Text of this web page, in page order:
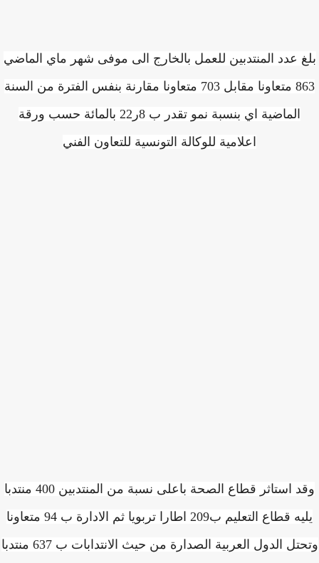
عدد المنتدبين للعمل بالخارج الى موفى شهر ماي الماضي
863 متعاونا مقابل 703 متعاونا مقارنة بنفس الفترة من السنة
الماضية اي بنسبة نمو تقدر ب 8ر22 بالمائة حسب ورقة
اعلامية للوكالة التونسية للتعاون الفني
وقد استاثر قطاع الصحة باعلى نسبة من المنتدبين 400 منتدبا
يليه قطاع التعليم ب209 اطارا تربويا ثم الادارة ب 94 متعاونا
وتحتل الدول العربية الصدارة من حيث الانتدابات ب 637 منتدبا